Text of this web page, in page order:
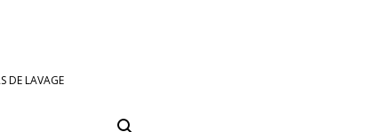
DE LAVAGE